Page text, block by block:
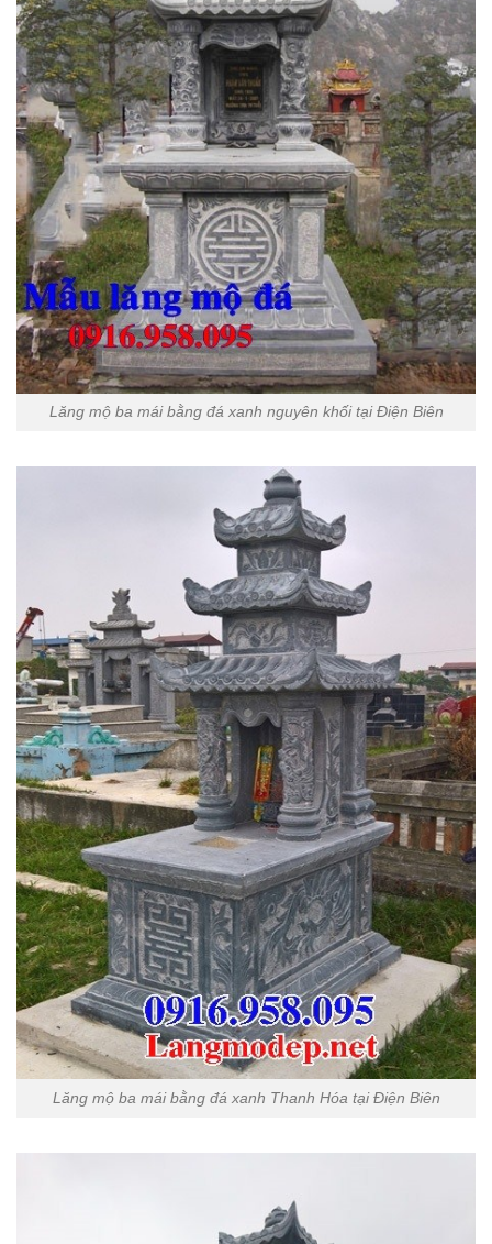
Lăng mộ ba mái bằng đá xanh nguyên khối tại Điện Biên
Lăng mộ ba mái bằng đá xanh Thanh Hóa tại Điện Biên